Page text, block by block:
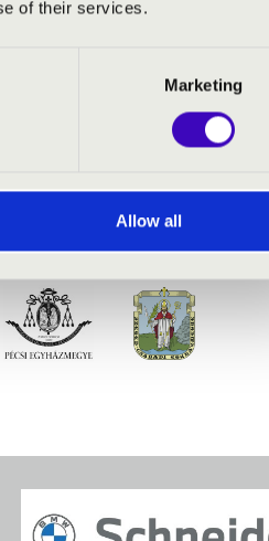
of their services.
Marketing
Allow all
dolore magna aliquyam erat,
sanctus est Lorem ipsum dolor
in vulputate velit esse
nulla facilisis at vero eros et
luptatum zzril delenit